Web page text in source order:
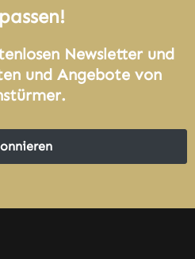
Newsletter und
und Angebote von